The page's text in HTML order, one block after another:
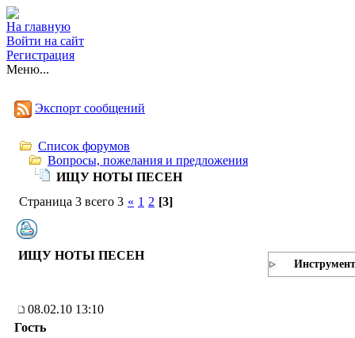
На главную
Войти на сайт
Регистрация
Меню...
Экспорт сообщений
Список форумов
Вопросы, пожелания и предложения
ИЩУ НОТЫ ПЕСЕН
Страница 3 всего 3 « 1 2 [3]
ИЩУ НОТЫ ПЕСЕН
08.02.10 13:10
Гость